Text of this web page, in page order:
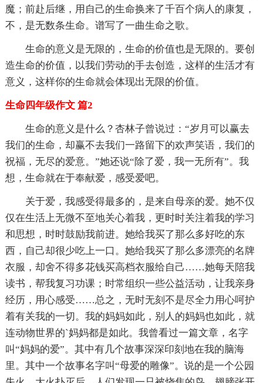
魔；前赴后继，用自己的生命换来了千百个病人的康复，
不，是无数条生命。谱写了一曲生命之歌。
生命的意义是无限的，生命的价值也是无限的。要创
造生命的价值，以我们劳动的手去创造，这样的生活才有
意义，这样你的生命就会体现出无限的价值。
生命四年级作文 篇2
生命的意义是什么？杏林子曾说过：“岁月可以赢去
我们的生命，却赢不去我们一路留下的欢声笑语，我们的
祝福，无尽的爱意。”她还说“除了爱，我一无所有”。我
想，生命就在于奉献爱，感受爱吧。
关于爱，我感受得最多的，是来自母亲的爱。她不仅
仅在生活上无微不至地关心着我，更时时关注着我的学习
和思想，时时鼓励我前进。她给我买了那么多好吃的东
西，自己却很少吃上一口。她给我买了那么多漂亮的名牌
衣服，却舍不得多花钱买高档衣服给自己……她每天陪我
读书，帮我复习功课；时常组织一些公益活动，让我亲身
经历，用心感受……总之，无时无刻不是尽全力用心呵护
着有关我的一切。我的妈妈如此，别人的妈妈也如此，就
连动物世界的`妈妈都是如此。我曾看过一篇文章，名字
叫“妈妈的爱”。其中有几个故事深深印刻地在我的脑海
里。其中一个故事名字叫“母爱的雕像”。说的是一个公园